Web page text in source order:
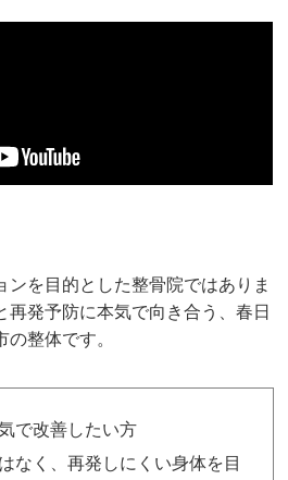
ンを目的とした整骨院ではありま
再発予防に本気で向き合う、春日
の整体です。
で改善したい方
なく、再発しにくい身体を目